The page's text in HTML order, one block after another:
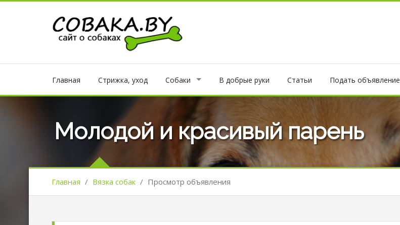
Главная Стрижка, уход Собаки В добрые руки Статьи Подать объявление
Молодой и красивый парень
Главная / Вязка собак / Просмотр объявления